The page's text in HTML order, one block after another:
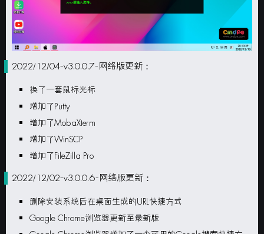
2022/12/04-v3.0.0.7-网络版更新：
换了一套鼠标光标
增加了Putty
增加了MobaXterm
增加了WinSCP
增加了FileZilla Pro
2022/12/02-v3.0.0.6-网络版更新：
删除安装系统后在桌面生成的URL快捷方式
Google Chrome浏览器更新至最新版